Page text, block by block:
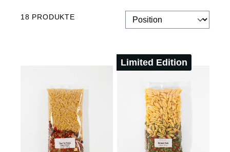
18 PRODUKTE
Limited Edition